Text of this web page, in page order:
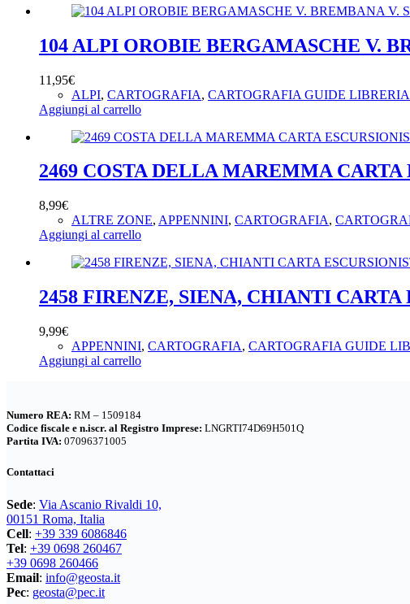
104 ALPI OROBIE BERGAMASCHE V.
11,95€
ALPI, CARTOGRAFIA, CARTOGRAFIA GUIDE LIBRERIA
Aggiungi al carrello
2469 COSTA DELLA MAREMMA CARTA
8,99€
ALTRE ZONE, APPENNINI, CARTOGRAFIA,
Aggiungi al carrello
2458 FIRENZE, SIENA, CHIANTI CARTA
9,99€
APPENNINI, CARTOGRAFIA, CARTOGRAFIA GUIDE
Aggiungi al carrello
Numero REA: RM – 1509184
Codice fiscale e n.iscr. al Registro Imprese: LNGRTI74D69H501Q
Partita IVA: 07096371005
Contattaci
Sede: Via Ascanio Rivaldi 10,
00151 Roma, Italia
Cell: +39 339 6086846
Tel: +39 0698 260467
+39 0698 260466
Email: info@geosta.it
Pec: geosta@pec.it